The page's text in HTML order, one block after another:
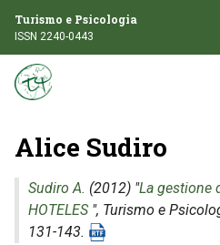
Turismo e Psicologia
ISSN 2240-0443
Alice Sudiro
Sudiro A. (2012) "La gestione
HOTELES ", Turismo e
131-143.